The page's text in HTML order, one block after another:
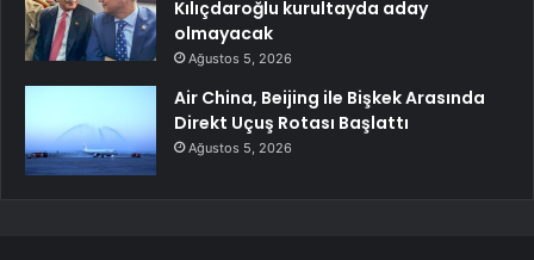
Kılıçdaroğlu kurultayda aday
olmayacak
Ağustos 5, 2026
Air China, Beijing ile Bişkek Arasında
Direkt Uçuş Rotası Başlattı
Ağustos 5, 2026